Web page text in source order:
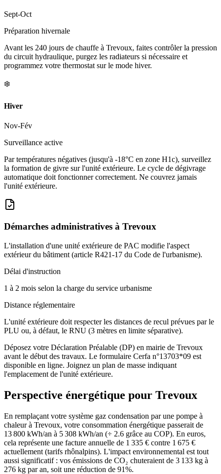
Sept-Oct
Préparation hivernale
Avant les 240 jours de chauffe à Trevoux, faites contrôler la pression
du circuit hydraulique, purgez les radiateurs si nécessaire et
programmez votre thermostat sur le mode hiver.
❄️
Hiver
Nov-Fév
Surveillance active
Par températures négatives (jusqu'à -18°C en zone H1c), surveillez
la formation de givre sur l'unité extérieure. Le cycle de dégivrage
automatique doit fonctionner correctement. Ne couvrez jamais
l'unité extérieure.
Démarches administratives à Trevoux
L'installation d'une unité extérieure de PAC modifie l'aspect
extérieur du bâtiment (article R421-17 du Code de l'urbanisme).
Délai d'instruction
1 à 2 mois selon la charge du service urbanisme
Distance réglementaire
L'unité extérieure doit respecter les distances de recul prévues par le
PLU ou, à défaut, le RNU (3 mètres en limite séparative).
Déposez votre Déclaration Préalable (DP) en mairie de Trevoux
avant le début des travaux. Le formulaire Cerfa n°13703*09 est
disponible en ligne. Joignez un plan de masse indiquant
l'emplacement de l'unité extérieure.
Perspective énergétique pour Trevoux
En remplaçant votre système gaz condensation par une pompe à
chaleur à Trevoux, votre consommation énergétique passerait de
13 800 kWh/an à 5 308 kWh/an (÷ 2.6 grâce au COP). En euros,
cela représente une facture annuelle de 1 335 € contre 1 675 €
actuellement (tarifs rhônalpins). L'impact environnemental est tout
aussi significatif : vos émissions de CO₂ chuteraient de 3 133 kg à
276 kg par an, soit une réduction de 91%.